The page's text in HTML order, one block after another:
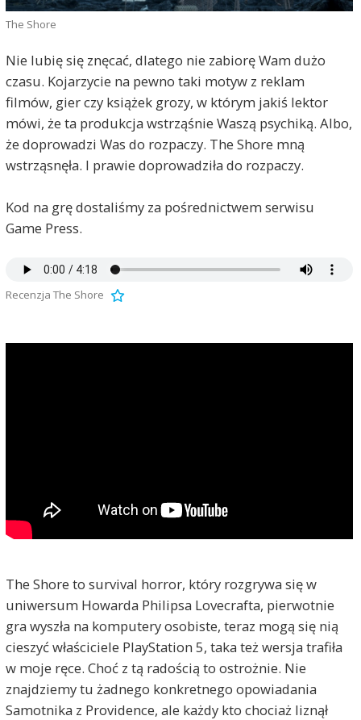
The Shore
Nie lubię się znęcać, dlatego nie zabiorę Wam dużo
czasu. Kojarzycie na pewno taki motyw z reklam
filmów, gier czy książek grozy, w którym jakiś lektor
mówi, że ta produkcja wstrząśnie Waszą psychiką. Albo,
że doprowadzi Was do rozpaczy. The Shore mną
wstrząsnęła. I prawie doprowadziła do rozpaczy.
Kod na grę dostaliśmy za pośrednictwem serwisu
Game Press.
Recenzja The Shore
The Shore to survival horror, który rozgrywa się w
uniwersum Howarda Philipsa Lovecrafta, pierwotnie
gra wyszła na komputery osobiste, teraz mogą się nią
cieszyć właściciele PlayStation 5, taka też wersja trafiła
w moje ręce. Choć z tą radością to ostrożnie. Nie
znajdziemy tu żadnego konkretnego opowiadania
Samotnika z Providence, ale każdy kto chociaż liznął